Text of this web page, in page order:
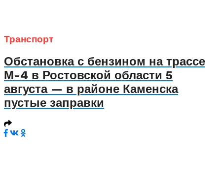
Транспорт
Обстановка с бензином на трассе
М-4 в Ростовской области 5
августа — в районе Каменска
пустые заправки